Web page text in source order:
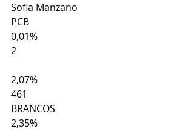
Sofia Manzano
PCB
0,01%
2
2,07%
461
BRANCOS
2,35%